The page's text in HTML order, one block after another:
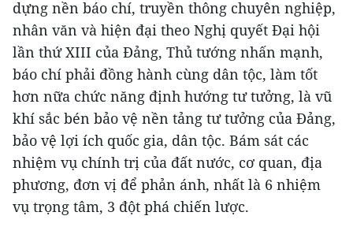
dựng nền báo chí, truyền thông chuyên nghiệp,
nhân văn và hiện đại theo Nghị quyết Đại hội
lần thứ XIII của Đảng, Thủ tướng nhấn mạnh,
báo chí phải đồng hành cùng dân tộc, làm tốt
hơn nữa chức năng định hướng tư tưởng, là vũ
khí sắc bén bảo vệ nền tảng tư tưởng của Đảng,
bảo vệ lợi ích quốc gia, dân tộc. Bám sát các
nhiệm vụ chính trị của đất nước, cơ quan, địa
phương, đơn vị để phản ánh, nhất là 6 nhiệm
vụ trọng tâm, 3 đột phá chiến lược.